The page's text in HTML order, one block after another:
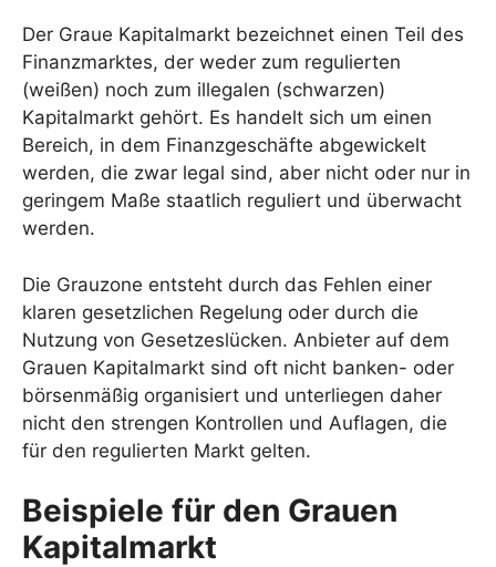
Der Graue Kapitalmarkt bezeichnet einen Teil des
Finanzmarktes, der weder zum regulierten
(weißen) noch zum illegalen (schwarzen)
Kapitalmarkt gehört. Es handelt sich um einen
Bereich, in dem Finanzgeschäfte abgewickelt
werden, die zwar legal sind, aber nicht oder nur in
geringem Maße staatlich reguliert und überwacht
werden.
Die Grauzone entsteht durch das Fehlen einer
klaren gesetzlichen Regelung oder durch die
Nutzung von Gesetzeslücken. Anbieter auf dem
Grauen Kapitalmarkt sind oft nicht banken- oder
börsenmäßig organisiert und unterliegen daher
nicht den strengen Kontrollen und Auflagen, die
für den regulierten Markt gelten.
Beispiele für den Grauen
Kapitalmarkt